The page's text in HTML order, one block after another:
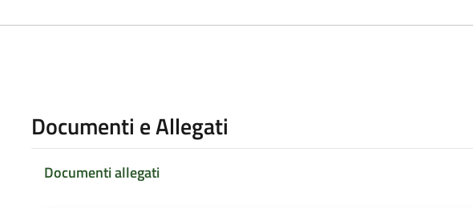
Documenti e Allegati
Documenti allegati